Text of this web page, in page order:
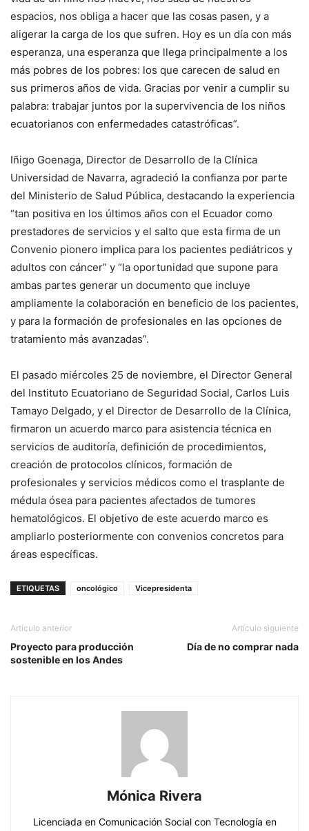
espacios, nos obliga a hacer que las cosas pasen, y a
aligerar la carga de los que sufren. Hoy es un día con más
esperanza, una esperanza que llega principalmente a los
más pobres de los pobres: los que carecen de salud en
sus primeros años de vida. Gracias por venir a cumplir su
palabra: trabajar juntos por la supervivencia de los niños
ecuatorianos con enfermedades catastróficas”.
Iñigo Goenaga, Director de Desarrollo de la Clínica
Universidad de Navarra, agradeció la confianza por parte
del Ministerio de Salud Pública, destacando la experiencia
“tan positiva en los últimos años con el Ecuador como
prestadores de servicios y el salto que esta firma de un
Convenio pionero implica para los pacientes pediátricos y
adultos con cáncer” y “la oportunidad que supone para
ambas partes generar un documento que incluye
ampliamente la colaboración en beneficio de los pacientes,
y para la formación de profesionales en las opciones de
tratamiento más avanzadas”.
El pasado miércoles 25 de noviembre, el Director General
del Instituto Ecuatoriano de Seguridad Social, Carlos Luis
Tamayo Delgado, y el Director de Desarrollo de la Clínica,
firmaron un acuerdo marco para asistencia técnica en
servicios de auditoría, definición de procedimientos,
creación de protocolos clínicos, formación de
profesionales y servicios médicos como el trasplante de
médula ósea para pacientes afectados de tumores
hematológicos. El objetivo de este acuerdo marco es
ampliarlo posteriormente con convenios concretos para
áreas específicas.
ETIQUETAS oncológico Vicepresidenta
Artículo anterior
Proyecto para producción
sostenible en los Andes
Artículo siguiente
Día de no comprar nada
Mónica Rivera
Licenciada en Comunicación Social con Tecnología en